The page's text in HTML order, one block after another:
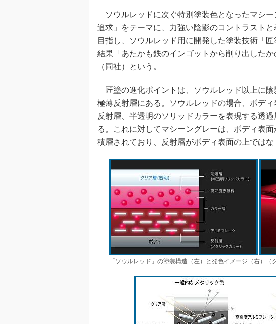
ソウルレッドに次ぐ特別塗装色となったマシ
追求」をテーマに、力強い陰影のコントラスト
目指し、ソウルレッド用に開発した塗装技術「
結果「あたかも鉄のインゴットから削り出した
（同社）という。
匠塗の進化ポイントは、ソウルレッド以上に
極薄反射層にある。ソウルレッドの場合、ボデ
反射層、半透明のソリッドカラーを表現する透
る。これに対してマシーングレーは、ボディ表
積層されており、反射層がボディ表面の上では
「ソウルレッド」の塗装構造（左）と発色イメージ（右）